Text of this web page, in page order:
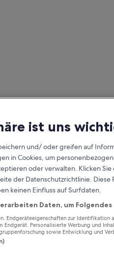
Prämien für jede
ist uns
und/ oder greifen auf
in Cookies, um
oder verwalten. Klicken
der Datenschutzrichtlinie.
keinen Einfluss auf Surfdaten.
Daten, um
Endgeräteeigenschaften zur Identifikation
Personalisierte Werbung und
sowie Entwicklung und